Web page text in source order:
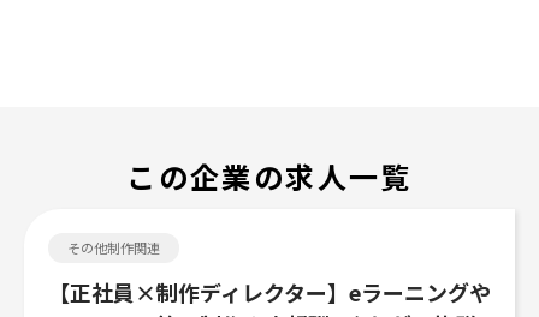
この企業の求人一覧
その他制作関連
【正社員×制作ディレクター】eラーニングや